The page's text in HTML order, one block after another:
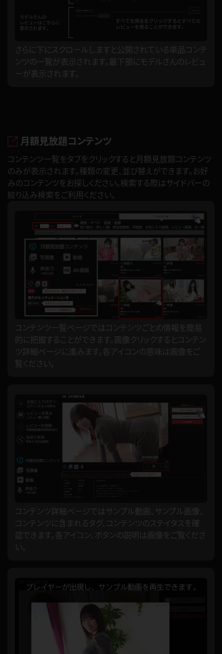
さらに下にスクロールしますと公開されている単品コンテ
ンツの一覧が表示されます。最下部にモデルさんのレビュ
ーが表示されます。
月額見放題コンテンツ
コンテンツ一覧をタブをクリックすると月額見放題コンテンツ
のみが表示されます。種類の変更、並び替えができます。お好
みのコンテンツをお探しください。検索する際はサイドバーの
絞り込み検索をご利用ください。
コンテンツ一覧ページではコンテンツごとの情報を簡易
的に把握することができます。画像クリックするとコンテン
ツ詳細ページに進みます。各アイコンの意味は画像をご
覧ください。
コンテンツ詳細ページではサンプル動画、サンプル画像、
コンテンツに含まれるタグ、コンテンツのステイタスを確
認できます。各アイコン、ボタンの説明は画像をご覧くださ
い。